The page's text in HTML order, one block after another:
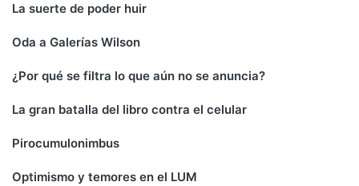
La suerte de poder huir
Oda a Galerías Wilson
¿Por qué se filtra lo que aún no se anuncia?
La gran batalla del libro contra el celular
Pirocumulonimbus
Optimismo y temores en el LUM